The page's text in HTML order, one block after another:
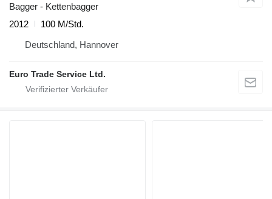
Bagger - Kettenbagger
2012
100 M/Std.
Deutschland, Hannover
Euro Trade Service Ltd.